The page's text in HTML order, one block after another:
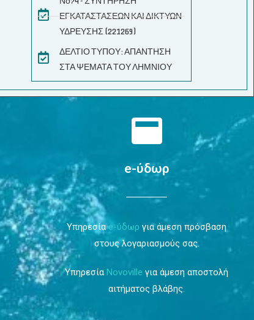
ΕΓΚΑΤΑΣΤΑΣΕΩΝ ΚΑΙ ΔΙΚΤΥΩΝ
ΥΔΡΕΥΣΗΣ (221269)
ΔΕΛΤΙΟ ΤΥΠΟΥ: ΑΠΑΝΤΗΣΗ
ΣΤΑ ΨΕΜΑΤΑ ΤΟΥ ΛΗΜΝΙΟΥ
e-ύδωρ
Υπηρεσίαe-ύδωρ για άμεση πρόσβαση
στους λογαριασμούς σας.
Υπηρεσία Novoville για άμεση αποστολή
αιτήματος βλάβης.